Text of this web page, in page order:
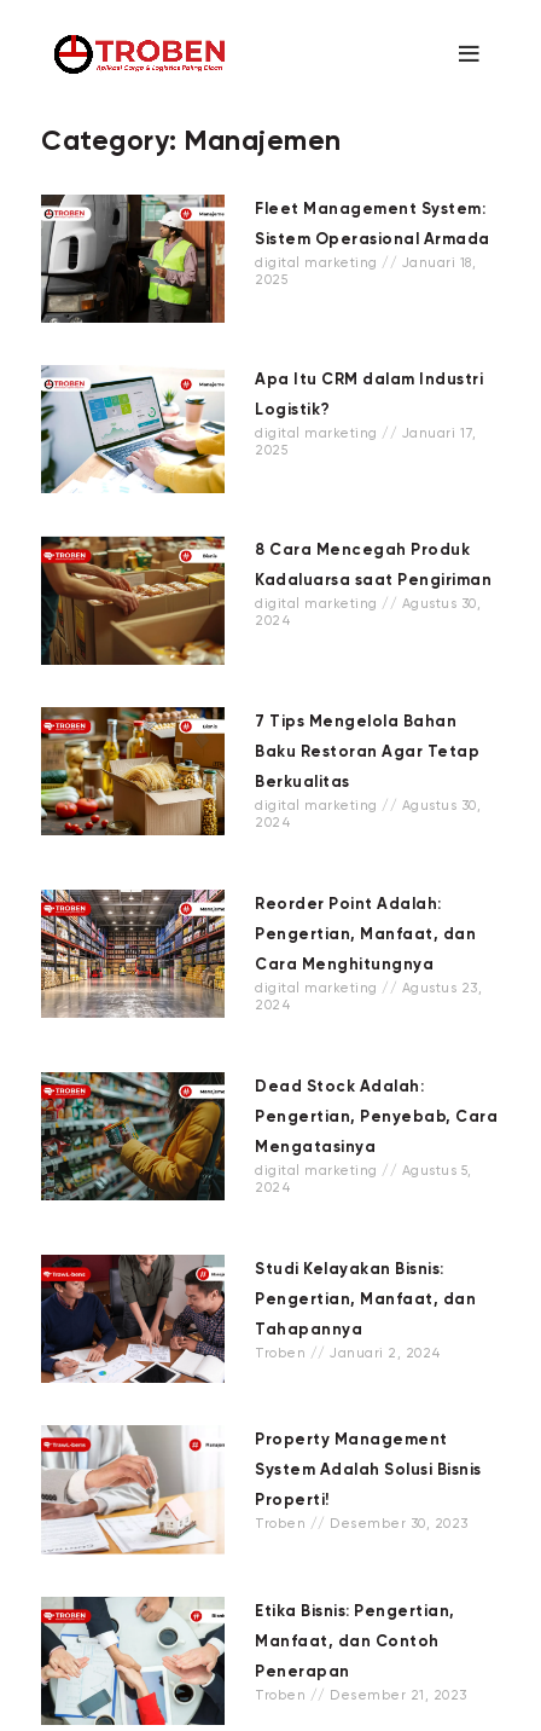
Category: Manajemen
Fleet Management System:
Sistem Operasional Armada
digital marketing
Januari 18,
2025
Apa Itu CRM dalam Industri
Logistik?
digital marketing
Januari 17,
2025
8 Cara Mencegah Produk
Kadaluarsa saat Pengiriman
digital marketing
Agustus 30,
2024
7 Tips Mengelola Bahan
Baku Restoran Agar Tetap
Berkualitas
digital marketing
Agustus 30,
2024
Reorder Point Adalah:
Pengertian, Manfaat, dan
Cara Menghitungnya
digital marketing
Agustus 23,
2024
Dead Stock Adalah:
Pengertian, Penyebab, Cara
Mengatasinya
digital marketing
Agustus 5,
2024
Studi Kelayakan Bisnis:
Pengertian, Manfaat, dan
Tahapannya
Troben Januari 2, 2024
Property Management
System Adalah Solusi Bisnis
Properti!
Troben Desember 30, 2023
Etika Bisnis: Pengertian,
Manfaat, dan Contoh
Penerapan
Troben Desember 21, 2023